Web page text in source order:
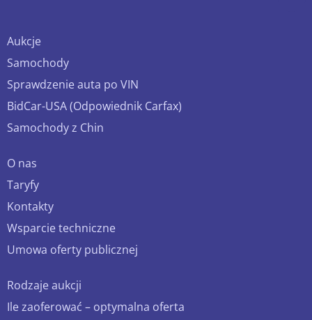
Aukcje
Samochody
Sprawdzenie auta po VIN
BidCar-USA (Odpowiednik Carfax)
Samochody z Chin
O nas
Taryfy
Kontakty
Wsparcie techniczne
Umowa oferty publicznej
Rodzaje aukcji
Ile zaoferować – optymalna oferta